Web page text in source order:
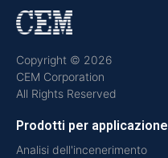
Copyright © 2026
CEM Corporation
All Rights Reserved
Prodotti per applicazione
Analisi dell'incenerimento